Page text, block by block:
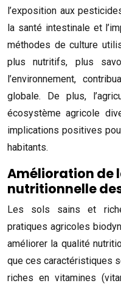
l’exposition aux
la santé intestinale et
méthodes de culture
plus nutritifs, plus
l’environnement,
globale. De plus,
écosystème agricole
implications positives
habitants.
Amélioration de
nutritionnelle
Les sols sains et
pratiques agricoles
améliorer la qualité
que ces caractéristiques
riches en vitamines